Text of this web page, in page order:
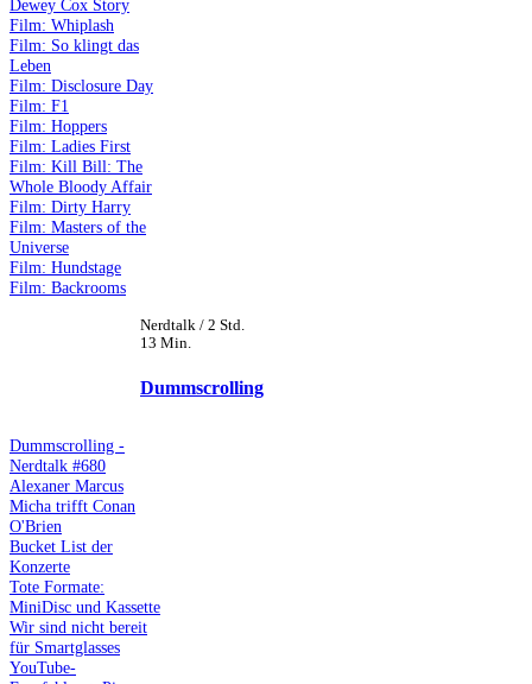
Dewey Cox Story
Film: Whiplash
Film: So klingt das
Leben
Film: Disclosure Day
Film: F1
Film: Hoppers
Film: Ladies First
Film: Kill Bill: The
Whole Bloody Affair
Film: Dirty Harry
Film: Masters of the
Universe
Film: Hundstage
Film: Backrooms
Nerdtalk / 2 Std.
13 Min.
Dummscrolling
Dummscrolling -
Nerdtalk #680
Alexaner Marcus
Micha trifft Conan
O'Brien
Bucket List der
Konzerte
Tote Formate:
MiniDisc und Kassette
Wir sind nicht bereit
für Smartglasses
YouTube-